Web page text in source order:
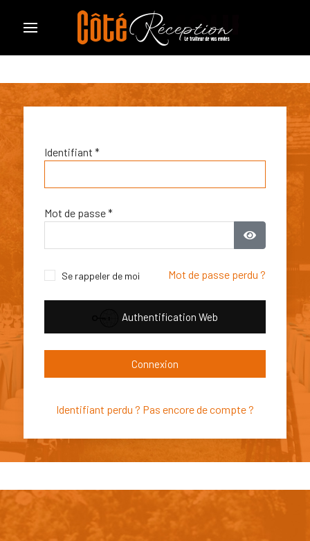
Identifiant *
Mot de passe*
Se rappeler de moi Mot de passe perdu ?
Authentification Web
Connexion
Identifiant perdu ? Pas encore de compte ?